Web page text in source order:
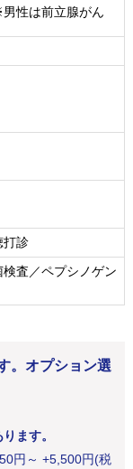
性は前立腺がん
打診
査／ペプシノゲン
。オプション選
ます。
円 ～ +5,500円(税